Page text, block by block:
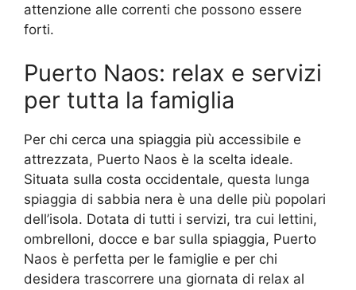
attenzione alle correnti che possono essere
forti.
Puerto Naos: relax e servizi
per tutta la famiglia
Per chi cerca una spiaggia più accessibile e
attrezzata, Puerto Naos è la scelta ideale.
Situata sulla costa occidentale, questa lunga
spiaggia di sabbia nera è una delle più popolari
dell’isola. Dotata di tutti i servizi, tra cui lettini,
ombrelloni, docce e bar sulla spiaggia, Puerto
Naos è perfetta per le famiglie e per chi
desidera trascorrere una giornata di relax al